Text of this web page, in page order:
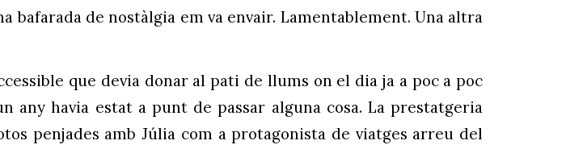
de nostàlgia em va envair. Lamentablement. Una altra
que devia donar al pati de llums on el dia ja a poc a poc
any havia estat a punt de passar alguna cosa. La prestatgeria
penjades amb Júlia com a protagonista de viatges arreu del